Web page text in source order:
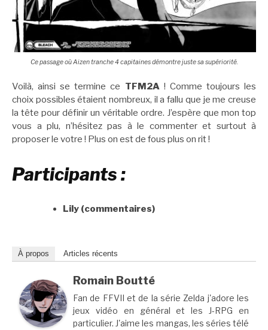
Ce passage où Aizen tranche 4 capitaines démontre juste sa supériorité.
Voilà, ainsi se termine ce TFM2A ! Comme toujours les
choix possibles étaient nombreux, il a fallu que je me creuse
la tête pour définir un véritable ordre. J’espère que mon top
vous a plu, n’hésitez pas à le commenter et surtout à
proposer le votre ! Plus on est de fous plus on rit !
Participants :
Lily (commentaires)
À propos Articles récents
Romain Boutté
Fan de FFVII et de la série Zelda j'adore les
jeux vidéo en général et les J-RPG en
particulier. J'aime les mangas, les séries télé